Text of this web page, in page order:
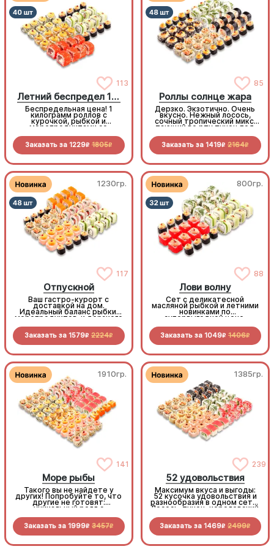
113
Летний беспредел 1 кг
Беспредельная цена! 1
килограмм роллов с
курочкой, рыбкой и
морепродуктами со
Заказать за 1229R 1805R
85
Роллы солнце жара
Дерзко. Экзотично. Очень
вкусно. Нежный лосось,
сочный тропический микс,
тающий во рту тунец под
Заказать за 1419R 2164R
1230гр.
117
Отпускной
Ваш гастро-курорт с
доставкой на дом.
Идеальный баланс рыбки,
морепродуктов и дерзкого
беконом. Расслабьтесь и
отдыхайте, мы всё
Заказать за 1579R 2224R
800гр.
88
Лови волну
Сет с деликатесной
масляной рыбкой и летними
новинками по
супервыгодной цене.
Заказать за 1049R 1406R
1910гр.
141
Море рыбы
Такого вы не найдете у
других! Попробуйте то, что
другие не готовят:
уникальный ролл с
мидии, нежную масляную
рыбу. Популярные начинки
чистой роскоши по
адекватной цене
Заказать за 1999R 3457R
1385гр.
239
52 удовольствия
Максимум вкуса и выгоды:
52 кусочка удовольствия и
разнообразия в одном сете.
Лосось, тунец, королевский
плюс 4 дегустационных
кусочка филадельфии с
попробовать ещё один вкус
Заказать за 1469R 2499R